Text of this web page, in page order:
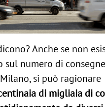
Anche se non
sul numero di consegne
si può ragionare
di migliaia di